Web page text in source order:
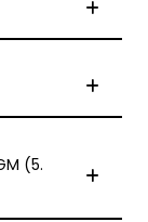
(5.